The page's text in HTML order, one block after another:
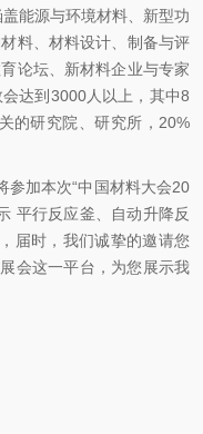
能源与环境材料、新型功
料、材料设计、制备与评
论坛、新材料企业与专家
达到 3000人以上，其中8
的研究院、研究所， 20%
参加本次“中国材料大会20
平行反应釜、自动升降反
届时，我们诚挚的邀请您
会这一平台，为您展示我